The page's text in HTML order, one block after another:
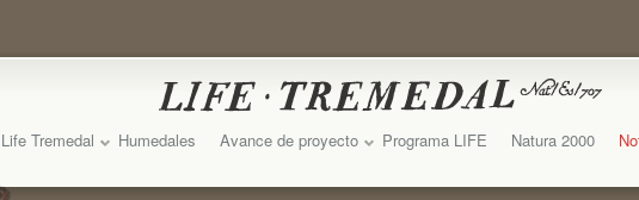
Life Tremedal Humedales Avance de proyecto Programa LIFE Natura 2000